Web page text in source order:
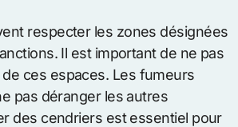
respecter les zones désignées
Il est important de ne pas
ces espaces. Les fumeurs
pas déranger les autres
des cendriers est essentiel pour